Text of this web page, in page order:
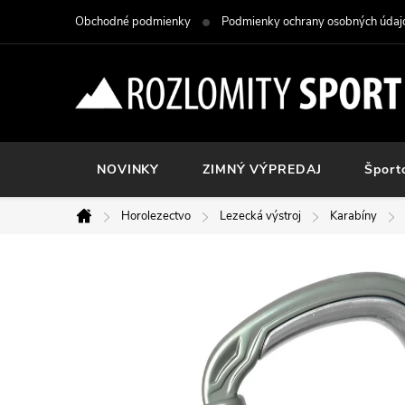
Obchodné podmienky Podmienky ochrany osobných
NOVINKY ZIMNÝ VÝPREDAJ
Domov
Horolezectvo Lezecká výstroj Karabíny